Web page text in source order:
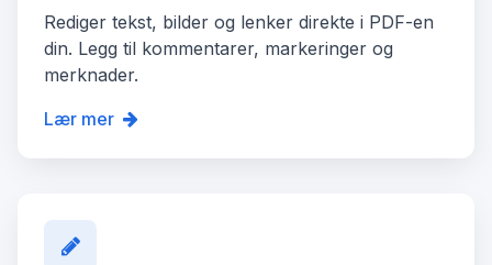
Rediger tekst, bilder og lenker direkte i PDF-en
din. Legg til kommentarer, markeringer og
merknader.
Lær mer